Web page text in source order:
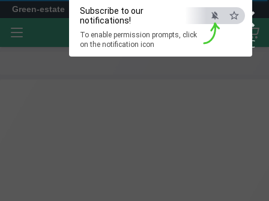
×
ESC
Subscribe to our
notifications!
To enable permission prompts, click
on the notification icon
Green-estate